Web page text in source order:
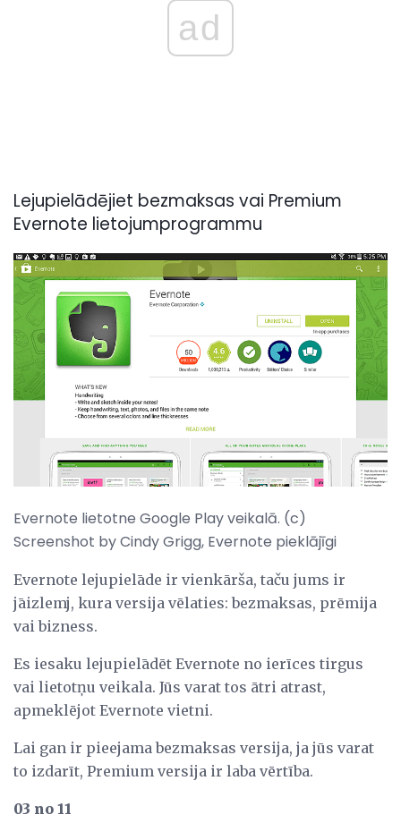
ad
Lejupielādējiet bezmaksas vai Premium
Evernote lietojumprogrammu
Evernote lietotne Google Play veikalā. (c)
Screenshot by Cindy Grigg, Evernote pieklājīgi
Evernote lejupielāde ir vienkārša, taču jums ir
jāizlemj, kura versija vēlaties: bezmaksas, prēmija
vai bizness.
Es iesaku lejupielādēt Evernote no ierīces tirgus
vai lietotņu veikala. Jūs varat tos ātri atrast,
apmeklējot Evernote vietni.
Lai gan ir pieejama bezmaksas versija, ja jūs varat
to izdarīt, Premium versija ir laba vērtība.
03 no 11